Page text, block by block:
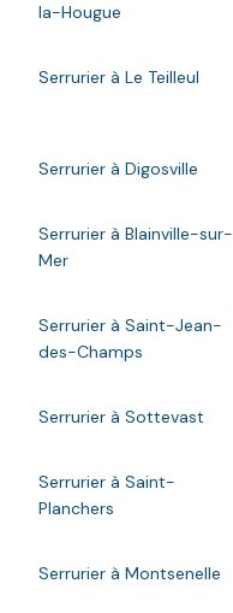
la-Hougue
Serrurier à Le Teilleul
Serrurier à Digosville
Serrurier à Blainville-sur-
Mer
Serrurier à Saint-Jean-
des-Champs
Serrurier à Sottevast
Serrurier à Saint-
Planchers
Serrurier à Montsenelle